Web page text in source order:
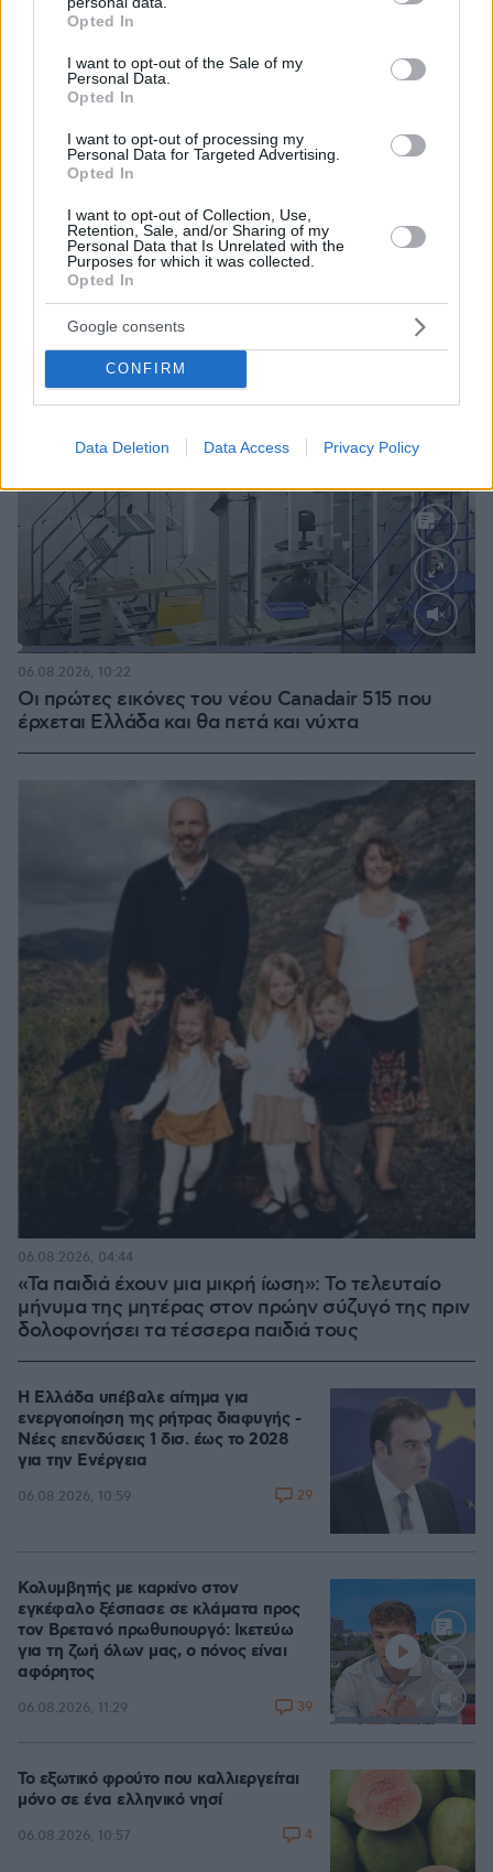
grant or deny consent to Google and its third-party tags to
use your data for below specified purposes in below Google
consent section.
Opted In
I want to opt-out of the Sale of my
Personal Data.
Opted In
I want to opt-out of processing my
Personal Data for Targeted Advertising.
Opted In
I want to opt-out of Collection, Use,
Retention, Sale, and/or Sharing of my
Personal Data that Is Unrelated with the
Purposes for which it was collected.
Opted In
Google consents
CONFIRM
Data Deletion Data Access Privacy Policy
Νεαρή γυναίκα με ακατέργαστη ομορφιά από την
μεταμόρφωσή της από μακιγιέρ
06.08.2026, 09:18
Loaded
Οι πρώτες εικόνες του νέου Canadair 515 που
έρχεται Ελλάδα και θα πετά και νύχτα
06.08.2026, 10:22
«Τα παιδιά έχουν μια μικρή ίωση»: Το τελευταίο
μήνυμα της μητέρας στον πρώην σύζυγό της πριν
δολοφονήσει τα τέσσερα παιδιά τους
06.08.2026, 04:44
Η Ελλάδα υπέβαλε αίτημα για
ενεργοποίηση της ρήτρας διαφυγής -
Νέες επενδύσεις 1 δισ. έως το 2028
για την Ενέργεια
06.08.2026, 10:59 29
Loaded
Κολυμβητής με καρκίνο στον
εγκέφαλο ξέσπασε σε κλάματα προς
τον Βρετανό πρωθυπουργό: Ικετεύω
για τη ζωή όλων μας, ο πόνος είναι
αφόρητος
06.08.2026, 11:29 39
Το εξωτικό φρούτο που καλλιεργείται
μόνο σε ένα ελληνικό νησί
06.08.2026, 10:57 4